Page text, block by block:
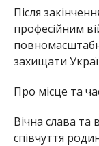
Після
професійним
захищати
Про місце та
Вічна слава та
співчуття